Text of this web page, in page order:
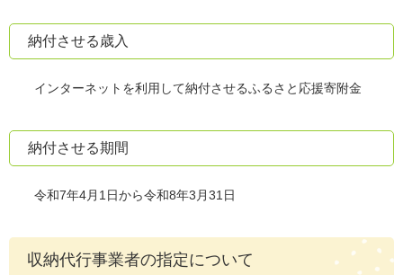
納付させる歳入
インターネットを利用して納付させるふるさと応援寄附金
納付させる期間
令和7年4月1日から令和8年3月31日
収納代行事業者の指定について